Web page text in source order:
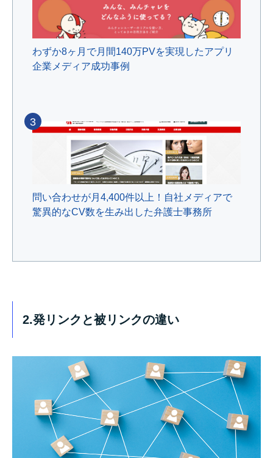
わずか8ヶ月で月間140万PVを実現したアプリ
企業メディア成功事例
問い合わせが月4,400件以上！自社メディアで
驚異的なCV数を生み出した弁護士事務所
3
2.発リンクと被リンクの違い